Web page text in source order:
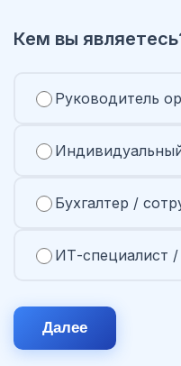
Кем вы
Руководитель
Бухгалтер /
ИТ-специалист /
Далее